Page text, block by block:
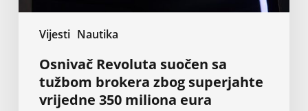
Vijesti Nautika
Osnivač Revoluta suočen sa
tužbom brokera zbog superjahte
vrijedne 350 miliona eura